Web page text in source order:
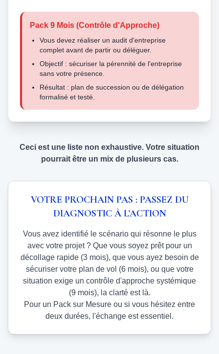
Pack 9 Mois (Contrôle d'Approche)
Vous devez réaliser un audit d'entreprise
complet avant de partir ou déléguer.
Objectif : sécuriser la pérennité de l'entreprise
sans votre présence.
Résultat : plan de succession ou de délégation
formalisé et testé.
Ceci est une liste non exhaustive. Votre situation
pourrait être un mix de plusieurs cas.
VOTRE PROCHAIN PAS : PASSEZ DU
DIAGNOSTIC À L'ACTION
Vous avez identifié le scénario qui résonne le plus
avec votre projet ? Que vous soyez prêt pour un
décollage rapide (3 mois), que vous ayez besoin de
sécuriser votre plan de vol (6 mois), ou que votre
situation exige un contrôle d'approche systémique
(9 mois), la clarté est là.
Pour un Pack sur Mesure ou si vous hésitez entre
deux durées, l'échange est essentiel.